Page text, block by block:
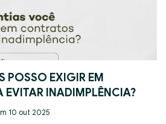
POSSO EXIGIR EM
EVITAR INADIMPLÊNCIA?
10 out 2025